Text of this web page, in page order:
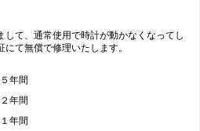
して、通常使用で時計が動かなくなってし
て無償で修理いたします。
５年間
２年間
１年間